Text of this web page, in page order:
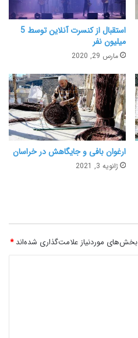
استقبال از کنسرت آنلاین توسط 5
میلیون نفر
مارس 29, 2020
ارغوان بافی و جایگاهش در خراسان
ژانویه 3, 2021
بخش‌های موردنیاز علامت‌گذاری شده‌اند*